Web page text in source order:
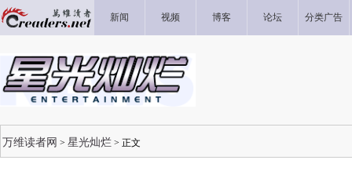
新闻 视频 博客 论坛 分类广告
万维读者网 > 星光灿烂 > 正文